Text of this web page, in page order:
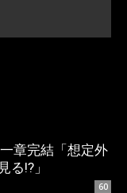
章完結「想定外
る!?」
60